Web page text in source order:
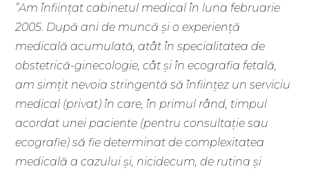
”Am înființat cabinetul medical în luna februarie
2005. După ani de muncă și o experiență
medicală acumulată, atât în specialitatea de
obstetrică-ginecologie, cât și în ecografia fetală,
am simțit nevoia stringentă să înființez un serviciu
medical (privat) în care, în primul rând, timpul
acordat unei paciente (pentru consultație sau
ecografie) să fie determinat de complexitatea
medicală a cazului și, nicidecum, de rutina și